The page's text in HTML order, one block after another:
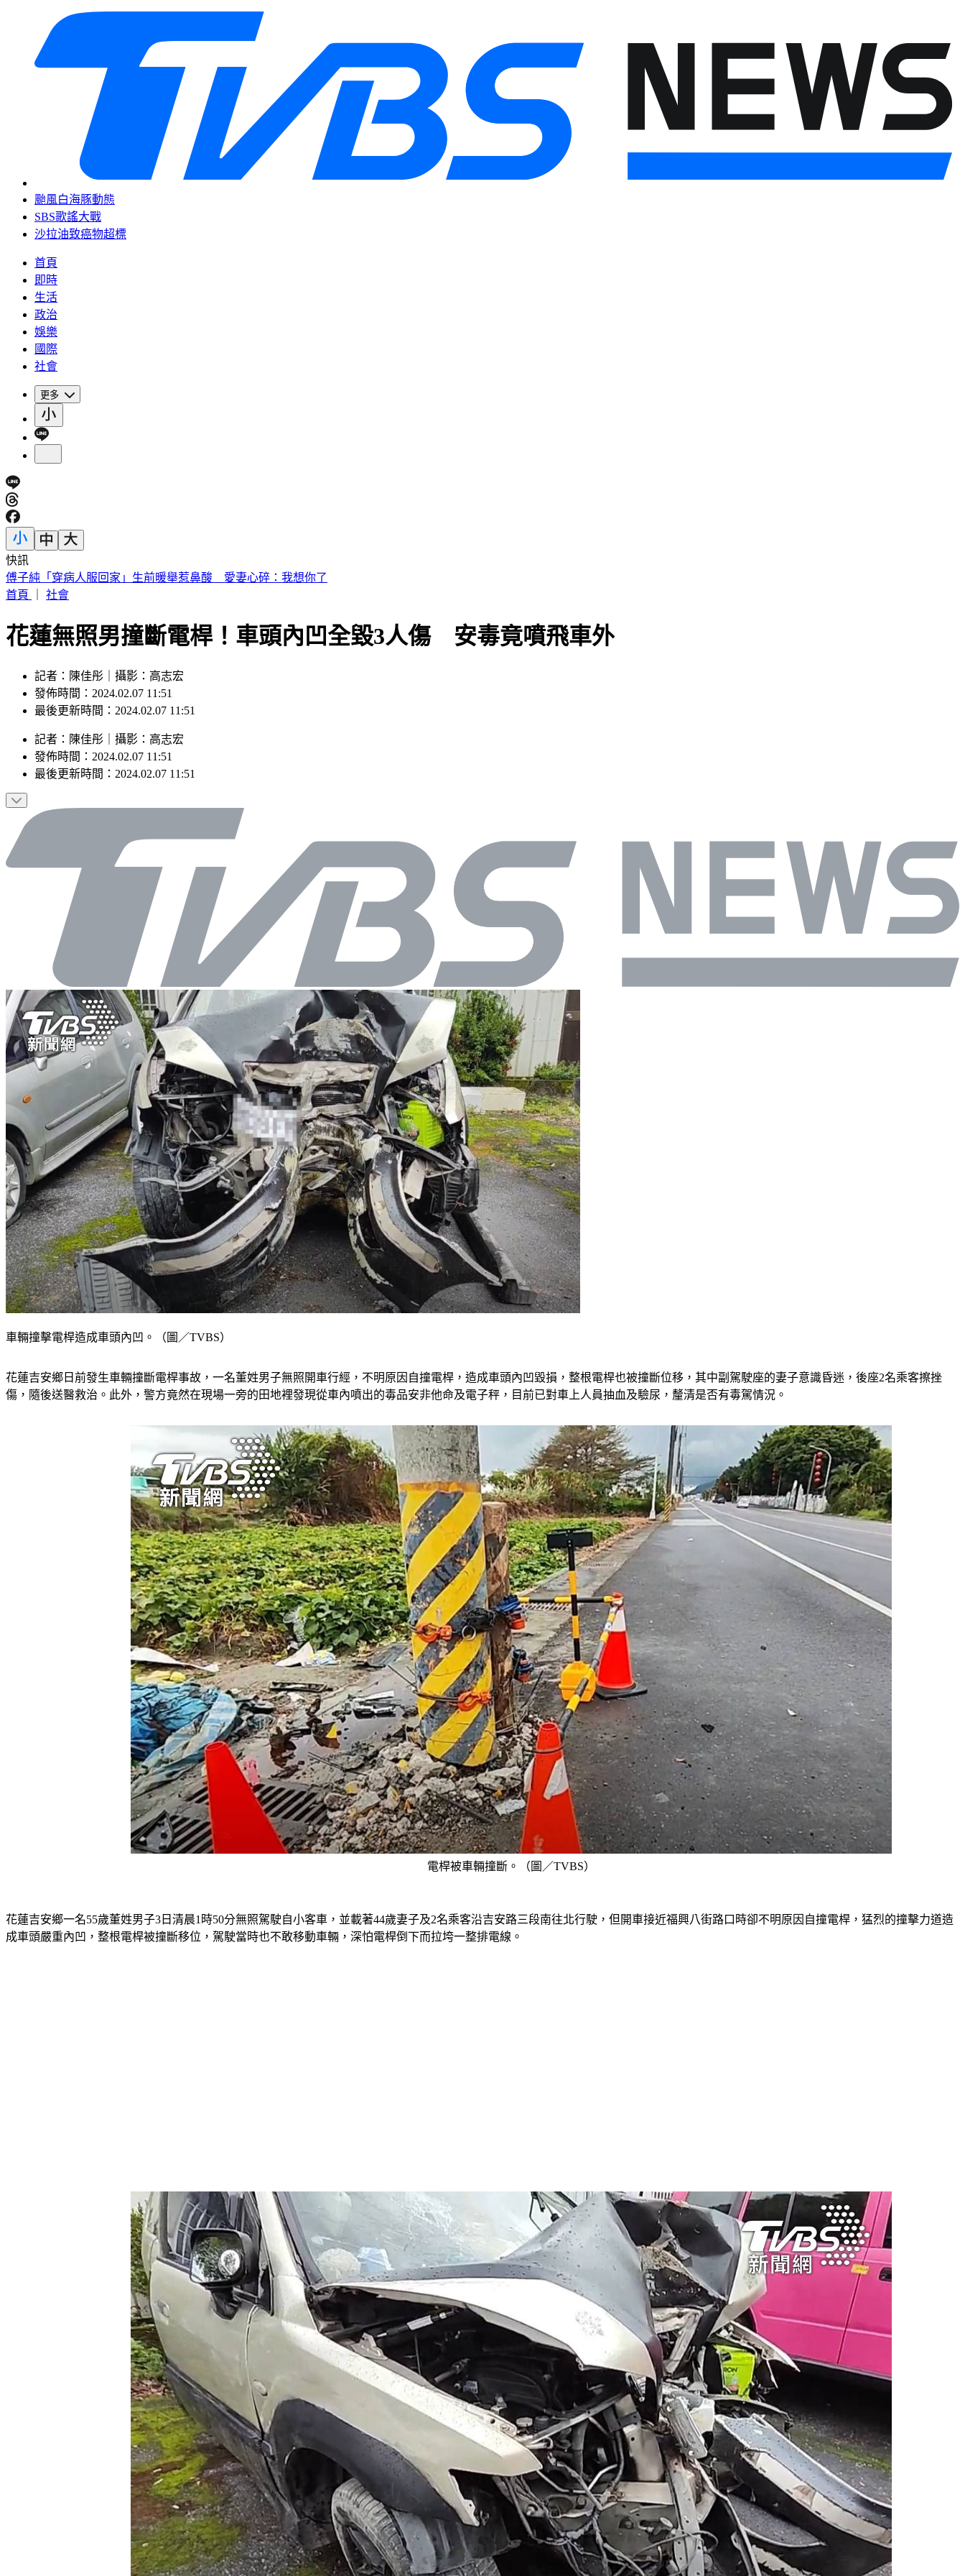
颱風白海豚動態
SBS歌謠大戰
沙拉油致癌物超標
首頁
即時
生活
政治
娛樂
國際
社會
更多
快訊
砍Gmail神功能 2027年起停止支援第三方帳號收寄信
首頁
社會
花蓮無照男撞斷電桿！車頭內凹全毀3人傷 安毒竟噴飛車外
記者：陳佳彤｜攝影：高志宏
發佈時間：2024.02.07 11:51
最後更新時間：2024.02.07 11:51
記者 ： 陳佳彤 攝影 ： 高志宏
發佈時間： 2024.02.07 11:51
最後更新時間： 2024.02.07 11:51
車輛撞擊電桿造成車頭內凹。（圖／TVBS）
花蓮吉安鄉日前發生車輛撞斷電桿事故，一名董姓男子無照開車行經，不明原因自撞電桿，造成車頭內凹毀損，整根電桿也被撞斷位移，其中副駕駛座的妻子意識昏迷，後座2名乘客擦挫
傷，隨後送醫救治。此外，警方竟然在現場一旁的田地裡發現從車內噴出的毒品安非他命及電子秤，目前已對車上人員抽血及驗尿，釐清是否有毒駕情況。
電桿被車輛撞斷。（圖／TVBS）
花蓮吉安鄉一名55歲董姓男子3日清晨1時50分無照駕駛自小客車，並載著44歲妻子及2名乘客沿吉安路三段南往北行駛，但開車接近福興八街路口時卻不明原因自撞電桿，猛烈的撞擊力道造
成車頭嚴重內凹，整根電桿被撞斷移位，駕駛當時也不敢移動車輛，深怕電桿倒下而拉垮一整排電線。